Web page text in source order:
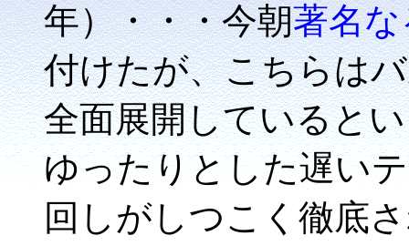
年）・・・今朝著名
付けたが、こちらは
全面展開していると
ゆったりとした遅い
回しがしつこく徹底